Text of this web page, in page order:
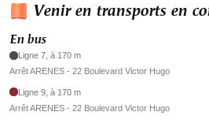
Venir en transports en
En bus
Ligne 7, à 170 m
Arrêt ARENES - 22 Boulevard Victor Hugo
Ligne 9, à 170 m
Arrêt ARENES - 22 Boulevard Victor Hugo